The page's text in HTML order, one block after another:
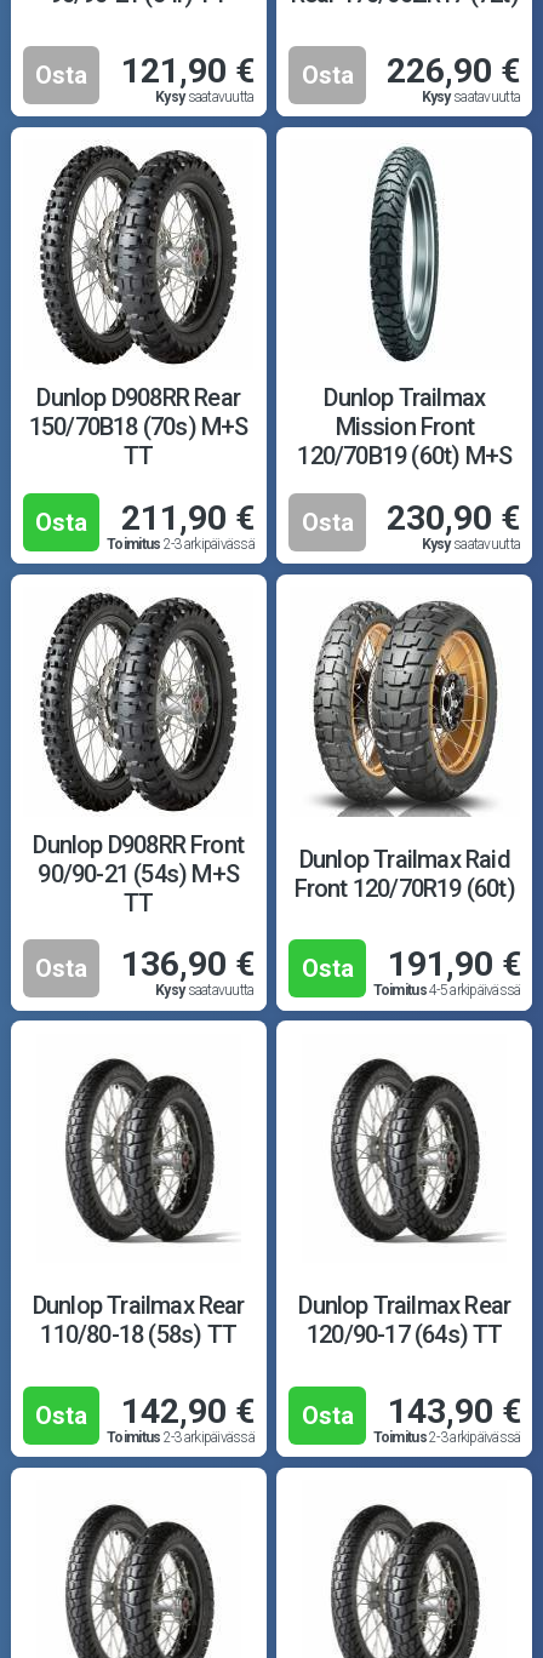
Osta 121,90 €
Kysysaatavuutta
Osta 226,90 €
Kysysaatavuutta
Dunlop D908RR Rear
150/70B18 (70s) M+S
TT
Osta 211,90 €
Toimitus 2-3 arkipäivässä
Dunlop Trailmax
Mission Front
120/70B19 (60t) M+S
Osta 230,90 €
Kysysaatavuutta
Dunlop D908RR Front
90/90-21 (54s) M+S
TT
Osta 136,90 €
Kysysaatavuutta
Dunlop Trailmax Raid
Front 120/70R19 (60t)
Osta 191,90 €
Toimitus4-5 arkipäivässä
Dunlop Trailmax Rear
110/80-18 (58s) TT
Osta 142,90 €
Toimitus 2-3 arkipäivässä
Dunlop Trailmax Rear
120/90-17 (64s) TT
Osta 143,90 €
Toimitus2-3 arkipäivässä